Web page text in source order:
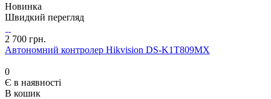
Новинка
Швидкий перегляд
2 700 грн.
Автономний контролер Hikvision DS-K1T809MX
0
Є в наявності
В кошик